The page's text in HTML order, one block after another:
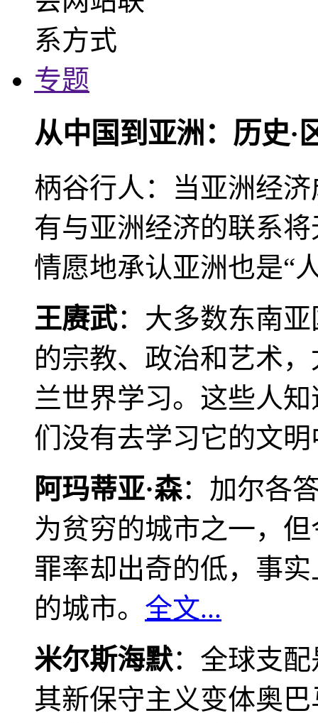
专题
从中国到亚洲：历史·
柄谷行人：当亚洲经
有与亚洲经济的联系
情愿地承认亚洲也是“
王赓武：大多数东南
的宗教、政治和艺术
兰世界学习。这些人
们没有去学习它的文
阿玛蒂亚·森：加尔各
为贫穷的城市之一，
罪率却出奇的低，事
的城市。 全文...
米尔斯海默：全球支
其新保守主义变体奥